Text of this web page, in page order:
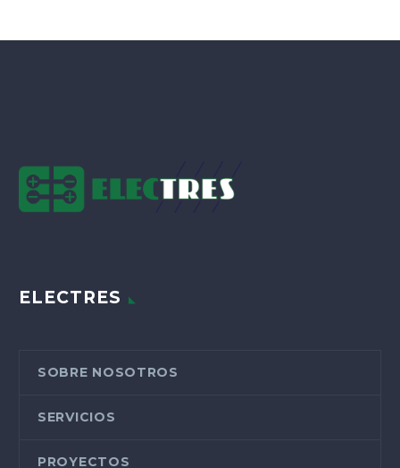
ELECTRES
SOBRE NOSOTROS
SERVICIOS
PROYECTOS